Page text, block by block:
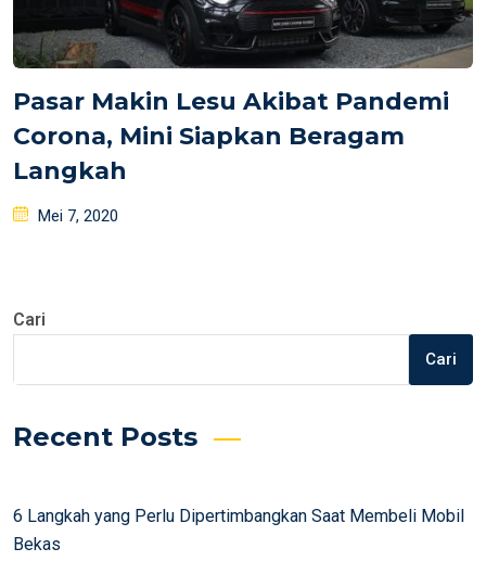
Pasar Makin Lesu Akibat Pandemi
Corona, Mini Siapkan Beragam
Langkah
Posted
Mei 7, 2020
Cari
Cari
Recent Posts
6 Langkah yang Perlu Dipertimbangkan Saat Membeli Mobil
Bekas